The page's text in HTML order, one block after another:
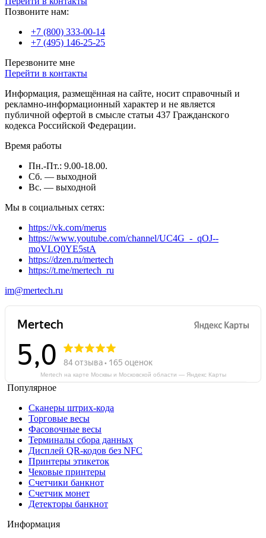
Позвоните нам:
+7 (800) 333-00-14
+7 (495) 146-25-25
Перезвоните мне
Перейти в контакты
Информация, размещённая на сайте, носит справочный и
рекламно-информационный характер и не является
публичной офертой в смысле статьи 437 Гражданского
кодекса Российской Федерации.
Время работы
Пн.-Пт.: 9.00-18.00.
Сб. — выходной
Вс. — выходной
Мы в социальных сетях:
https://vk.com/merus
https://www.youtube.com/channel/UC4G_-_qOJ--
moVLQ0YE5stA
https://dzen.ru/mertech
https://t.me/mertech_ru
im@mertech.ru
Mertech на карте Москвы и Московской области — Яндекс Карты
Популярное
Сканеры штрих-кода
Торговые весы
Фасовочные весы
Терминалы сбора данных
Дисплей QR-кодов без NFC
Принтеры этикеток
Чековые принтеры
Счетчики банкнот
Счетчик монет
Детекторы банкнот
Информация